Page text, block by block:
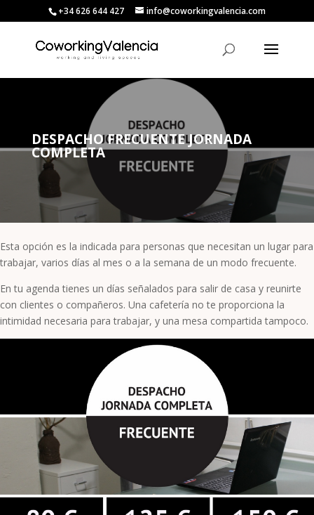
+34 626 644 427 info@coworkingvalencia.com
DESPACHO FRECUENTE JORNADA
COMPLETA
Esta opción es la indicada para personas que necesitan un lugar para
trabajar, varios días al mes o a la semana de un modo frecuente.
En tu agenda tienes un días señalados para salir de casa y reunirte
con clientes o compañeros. Una cafetería no te proporciona la
intimidad necesaria para trabajar, y una mesa compartida tampoco.